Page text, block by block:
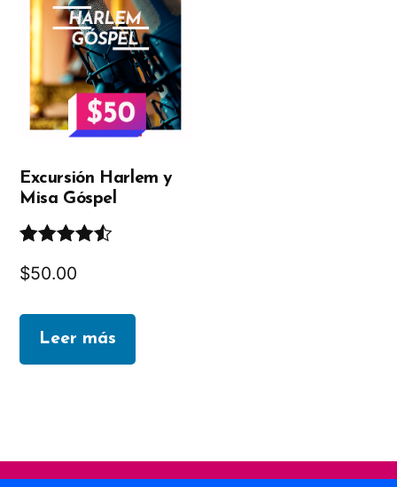
Excursión Harlem y
Misa Góspel
en4.50de
$50.00
Leer más